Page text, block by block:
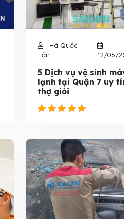
Hà Quốc
Tấn
12/06/
5 Dịch vụ vệ sinh
lạnh tại Quận 7 uy
thợ giỏi